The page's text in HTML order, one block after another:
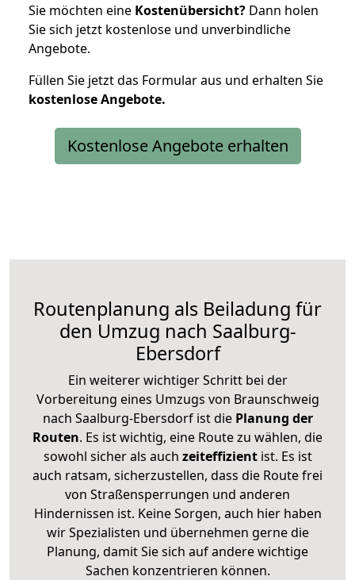
Sie möchten eine Kostenübersicht? Dann holen
Sie sich jetzt kostenlose und unverbindliche
Angebote.
Füllen Sie jetzt das Formular aus und erhalten Sie
kostenloseAngebote.
Kostenlose Angebote erhalten
Routenplanung als Beiladung für
den Umzug nach Saalburg-
Ebersdorf
Ein weiterer wichtiger Schritt bei der
Vorbereitung eines Umzugs von Braunschweig
nach Saalburg-Ebersdorf ist diePlanung der
Routen. Es ist wichtig, eine Route zu wählen, die
sowohl sicher als auch zeiteffizientist. Es ist
auch ratsam, sicherzustellen, dass die Route frei
von Straßensperrungen und anderen
Hindernissen ist. Keine Sorgen, auch hier haben
wir Spezialisten und übernehmen gerne die
Planung, damit Sie sich auf andere wichtige
Sachen konzentrieren können.